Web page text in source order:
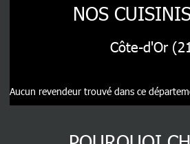
NOS
Côte-d'Or
Aucun revendeur trouvé dans ce